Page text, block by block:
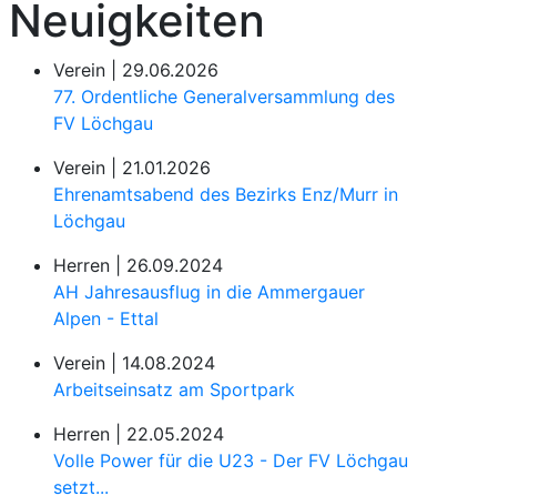
Neuigkeiten
Verein | 29.06.2026
77. Ordentliche Generalversammlung des
FV Löchgau
Verein | 21.01.2026
Ehrenamtsabend des Bezirks Enz/Murr in
Löchgau
Herren | 26.09.2024
AH Jahresausflug in die Ammergauer
Alpen - Ettal
Verein | 14.08.2024
Arbeitseinsatz am Sportpark
Herren | 22.05.2024
Volle Power für die U23 - Der FV Löchgau
setzt...